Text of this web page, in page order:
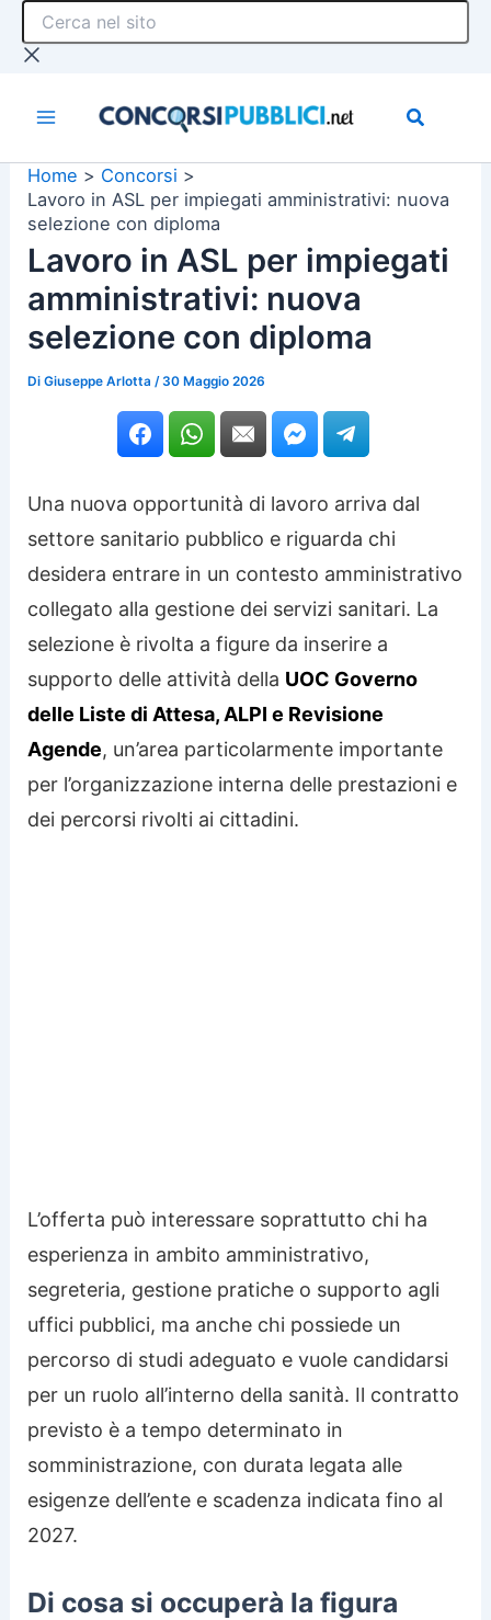
Cerca
sito
Home
Concorsi
Lavoro in ASL per impiegati amministrativi: nuova
selezione con diploma
Lavoro in ASL per impiegati
amministrativi: nuova
selezione con diploma
DiGiuseppe Arlotta /30 Maggio 2026
Una nuova opportunità di lavoro arriva dal
settore sanitario pubblico e riguarda chi
desidera entrare in un contesto amministrativo
collegato alla gestione dei servizi sanitari. La
selezione è rivolta a figure da inserire a
supporto delle attività della UOC Governo
delle Liste di Attesa, ALPI e Revisione
Agende, un’area particolarmente importante
per l’organizzazione interna delle prestazioni e
dei percorsi rivolti ai cittadini.
L’offerta può interessare soprattutto chi ha
esperienza in ambito amministrativo,
segreteria, gestione pratiche o supporto agli
uffici pubblici, ma anche chi possiede un
percorso di studi adeguato e vuole candidarsi
per un ruolo all’interno della sanità. Il contratto
previsto è a tempo determinato in
somministrazione, con durata legata alle
esigenze dell’ente e scadenza indicata fino al
2027.
Di cosa si occuperà la figura